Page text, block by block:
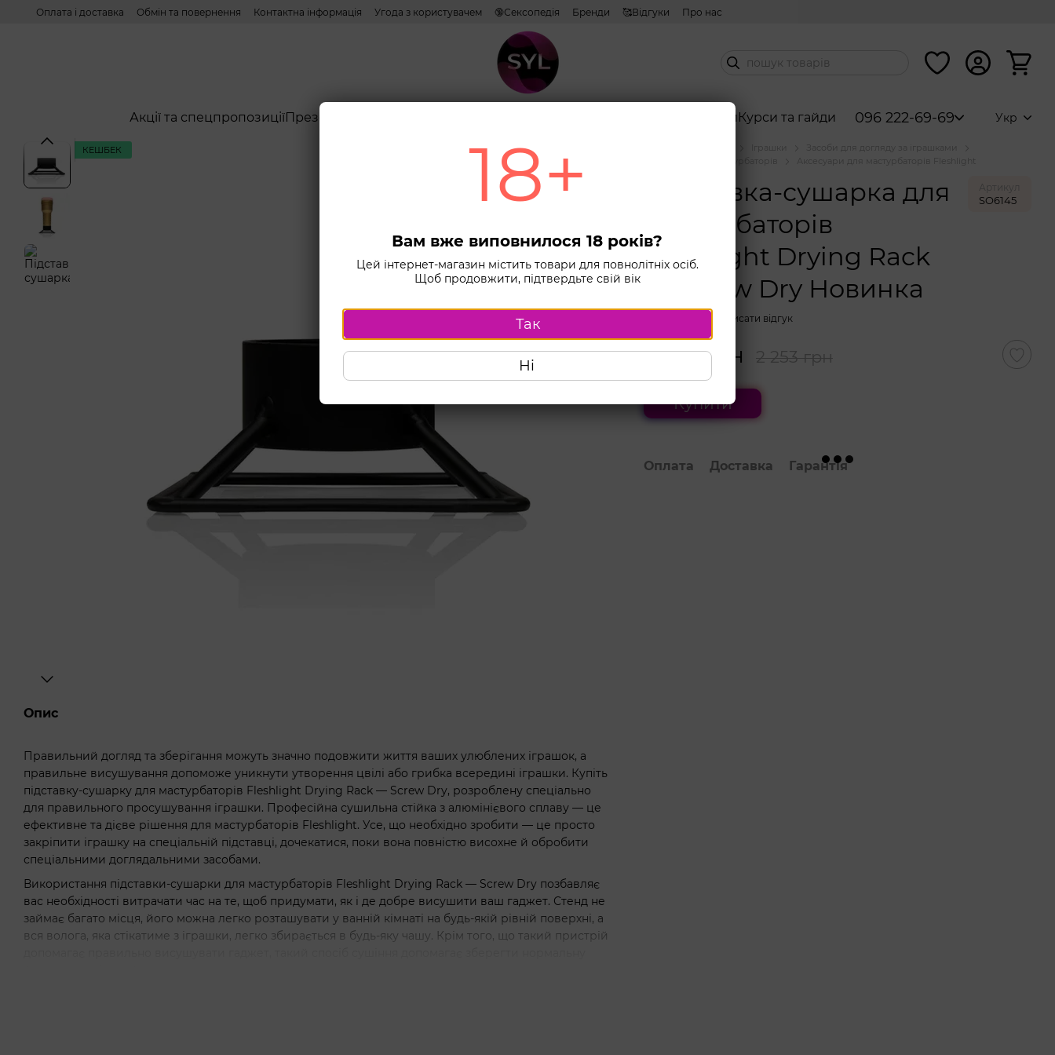
Перейти до основного контенту
Оплата і доставка Обмін та повернення Контактна інформація Угода з користувачем 🔞Сексопедія Бренди 🥰Відгуки Про нас
Акції та спецпропозиціїПрезервативи Combo набориКурси та гайди 096 222-69-69 Укр
КЕШБЕК
Опис
Правильний догляд та зберігання можуть значно подовжити життя ваших улюблених іграшок, а
правильне висушування допоможе уникнути утворення цвілі або грибка всередині іграшки. Купіть
підставку-сушарку для мастурбаторів Fleshlight Drying Rack — Screw Dry, розроблену спеціально
для правильного просушування іграшки. Професійна сушильна стійка з алюмінієвого сплаву — це
ефективне та дієве рішення для мастурбаторів Fleshlight. Усе, що необхідно зробити — це просто
закріпити іграшку на спеціальній підставці, дочекатися, поки вона повністю висохне й обробити
спеціальними доглядальними засобами.
Використання підставки-сушарки для мастурбаторів Fleshlight Drying Rack — Screw Dry позбавляє
вас необхідності витрачати час на те, щоб придумати, як і де добре висушити ваш гаджет. Стенд не
займає багато місця, його можна легко розташувати у ванній кімнаті на будь-якій рівній поверхні, а
вся волога, яка стікатиме з іграшки, легко збирається в будь-яку чашу. Крім того, що такий пристрій
Засоби для догляду за іграшками
Аксесуари для мастурбаторів Fleshlight
Підставка-сушарка для
мастурбаторів
Fleshlight Drying Rack
— Screw Dry Новинка
Артикул
SO6145
Написати відгук
1 690 грн 2 253 грн
Купити
Оплата Доставка Гарантія
18+
Вам вже виповнилося 18 років?
Цей інтернет-магазин містить товари для повнолітніх осіб.
Щоб продовжити, підтвердьте свій вік
Так
Ні